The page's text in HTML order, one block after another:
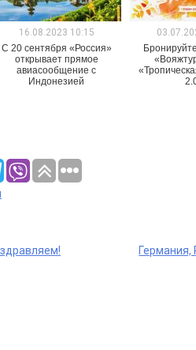
16.08.2023 10:15
С 20 сентября «Россия»
открывает прямое
авиасообщение с
Индонезией
Германия,